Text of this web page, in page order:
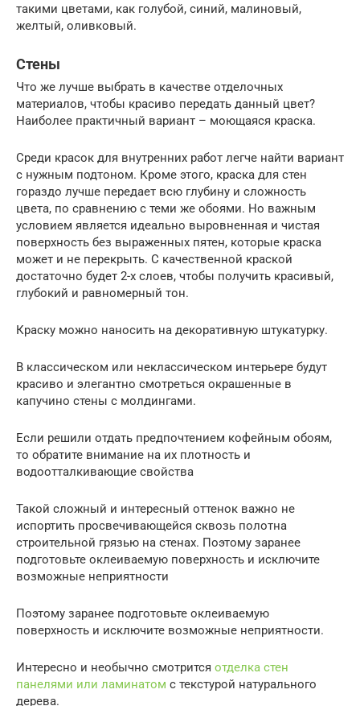
такими цветами, как голубой, синий, малиновый,
желтый, оливковый.
Стены
Что же лучше выбрать в качестве отделочных
материалов, чтобы красиво передать данный цвет?
Наиболее практичный вариант – моющаяся краска.
Среди красок для внутренних работ легче найти вариант
с нужным подтоном. Кроме этого, краска для стен
гораздо лучше передает всю глубину и сложность
цвета, по сравнению с теми же обоями. Но важным
условием является идеально выровненная и чистая
поверхность без выраженных пятен, которые краска
может и не перекрыть. С качественной краской
достаточно будет 2-х слоев, чтобы получить красивый,
глубокий и равномерный тон.
Краску можно наносить на декоративную штукатурку.
В классическом или неклассическом интерьере будут
красиво и элегантно смотреться окрашенные в
капучино стены с молдингами.
Если решили отдать предпочтением кофейным обоям,
то обратите внимание на их плотность и
водоотталкивающие свойства
Такой сложный и интересный оттенок важно не
испортить просвечивающейся сквозь полотна
строительной грязью на стенах. Поэтому заранее
подготовьте оклеиваемую поверхность и исключите
возможные неприятности
Поэтому заранее подготовьте оклеиваемую
поверхность и исключите возможные неприятности.
Интересно и необычно смотрится отделка стен
панелями или ламинатом с текстурой натурального
дерева.